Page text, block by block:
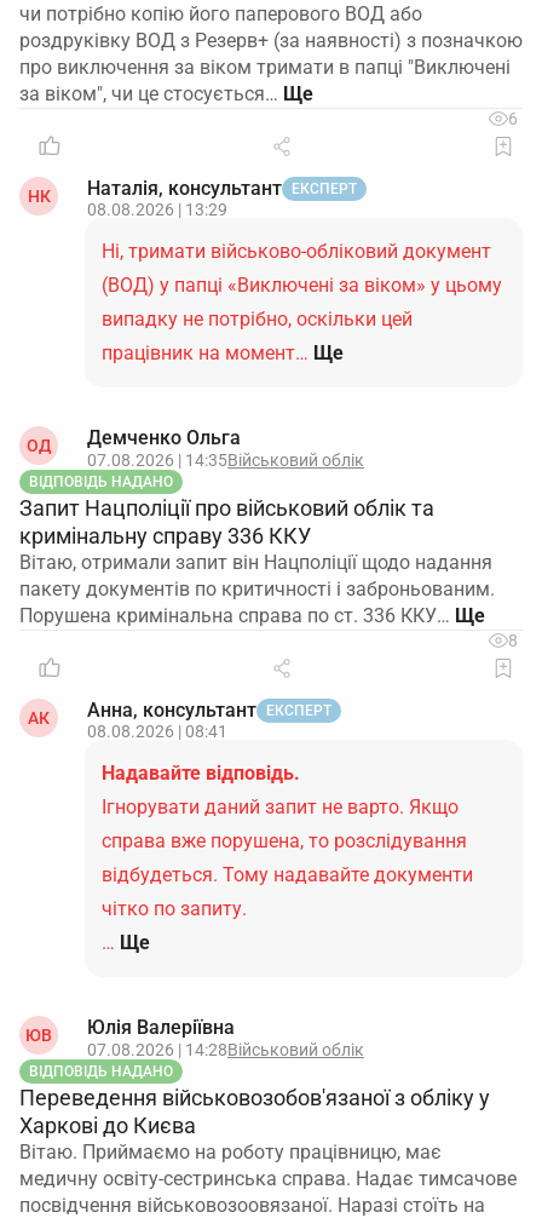
чи потрібно копію його паперового ВОД або
роздруківку ВОД з Резерв+ (за наявності) з позначкою
про виключення за віком тримати в папці "Виключені
за віком", чи це стосується…
6
НК Наталія, консультант ЕКСПЕРТ
08.08.2026 | 13:29
Ні, тримати військово-обліковий документ
(ВОД) у папці «Виключені за віком» у цьому
випадку не потрібно, оскільки цей
працівник на момент… Ще
ОД Демченко Ольга
07.08.2026 | 14:35Військовий облік
ВІДПОВІДЬ НАДАНО
Запит Нацполіції про військовий облік та
кримінальну справу 336 ККУ
Вітаю, отримали запит він Нацполіції щодо надання
пакету документів по критичності і заброньованим.
Порушена кримінальна справа по ст. 336 ККУ…
8
АК Анна, консультант ЕКСПЕРТ
08.08.2026 | 08:41
Надавайте відповідь.
Ігнорувати даний запит не варто. Якщо
справа вже порушена, то розслідування
відбудеться. Тому надавайте документи
чітко по запиту.
… Ще
ЮВ Юлія Валеріївна
07.08.2026 | 14:28Військовий облік
ВІДПОВІДЬ НАДАНО
Переведення військовозобов'язаної з обліку у
Харкові до Києва
Вітаю. Приймаємо на роботу працівницю, має
медичну освіту-сестринська справа. Надає тимсачове
посвідчення військовозоовязаної. Наразі стоїть на